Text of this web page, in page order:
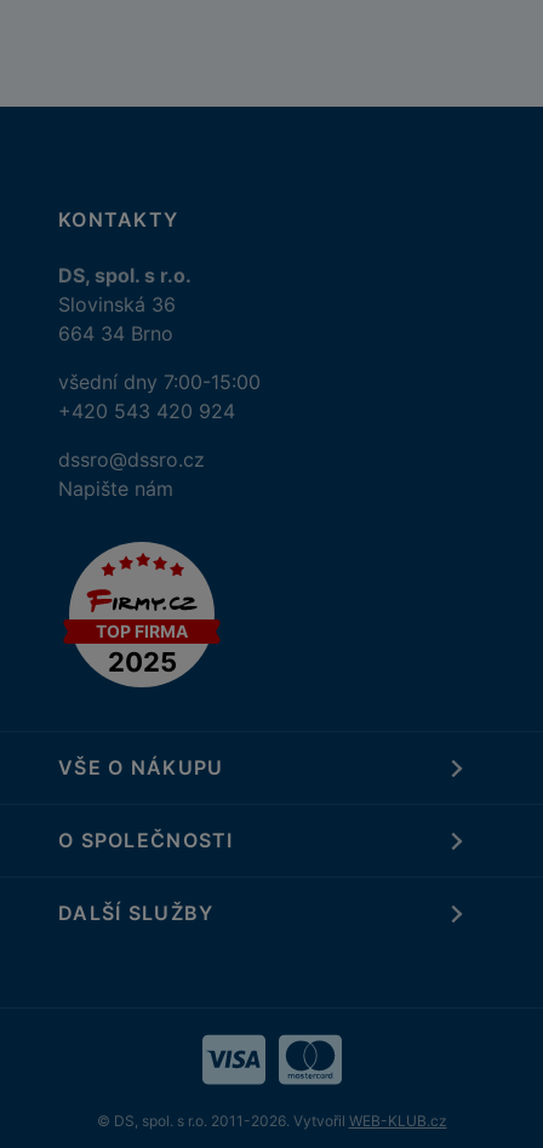
KONTAKTY
DS, spol. s r.o.
Slovinská 36
664 34 Brno
všední dny 7:00-15:00
+420 543 420 924
dssro@dssro.cz
Napište nám
VŠE O NÁKUPU
O SPOLEČNOSTI
DALŠÍ SLUŽBY
© DS, spol. s r.o. 2011-2026. Vytvořil WEB-KLUB.cz